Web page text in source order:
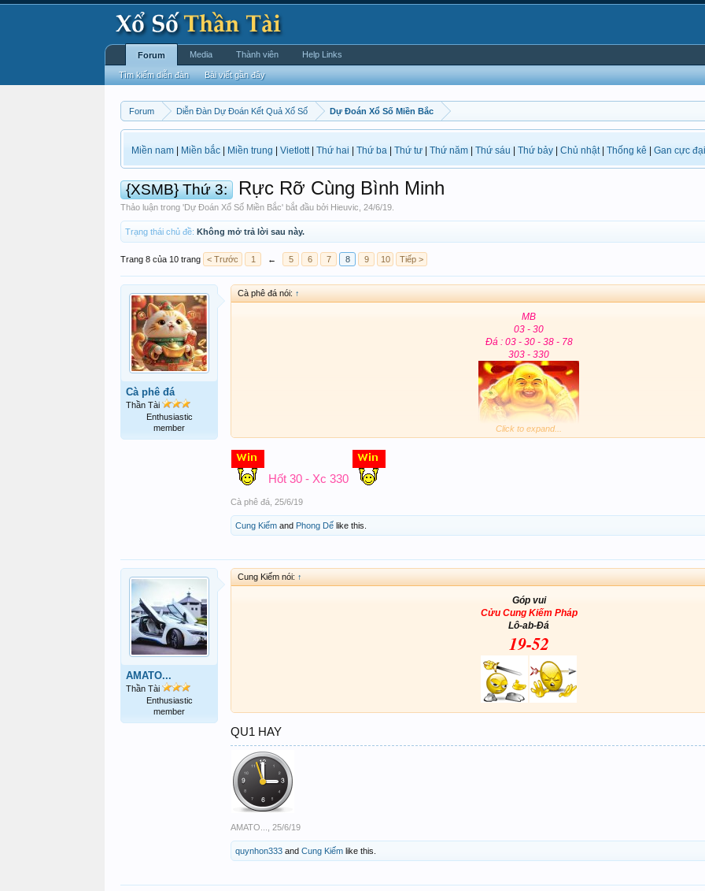
Forum Diễn Đàn Dự Đoán Kết Quả Xổ Số Dự Đoán Xổ Số Miền Bắc
Miền nam Miền bắc Miền trung Vietlott| Thứ hai Thứ ba Thứ tư Thứ năm Thứ sáu Thứ bảy Chủ nhật| Thống kê Gan cực đại
{XSMB} Thứ 3: Rực Rỡ Cùng Bình Minh
Thảo luận trong 'Dự Đoán Xổ Số Miền Bắc' bắt đầu bởi Hieuvic 24/6/19
Trạng thái chủ đề: Không mở trả lời sau này.
Trang 8 của 10 trang < Trước 1 ← 5 6 7 8 9 10 Tiếp >
Cà phê đá
Thần Tài
Enthusiastic
member
Cà phê đá nói: ↑
MB
03 - 30
Đá : 03 - 30 - 38 - 78
303 - 330
Click to expand...
Hốt 30 - Xc 330
Cà phê đá 25/6/19
Cung Kiếm and Phong Dế like this.
AMATO...
Thần Tài
Enthusiastic
member
Cung Kiếm nói: ↑
Góp vui
Cửu Cung Kiếm Pháp
Lô-ab-Đá
19-52
QU1 HAY
AMATO... 25/6/19
quynhon333 and Cung Kiếm like this.
Forum
Tìm kiếm diễn đàn Bài viết gần đây
Media Thành viên Help Links